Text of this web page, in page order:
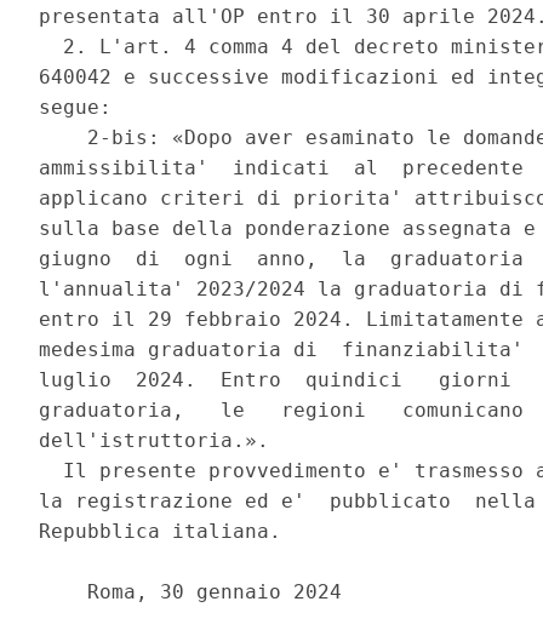
presentata all'OP entro il 30 aprile
2. L'art. 4 comma 4 del decreto
640042 e successive modificazioni ed
segue:
2-bis: «Dopo aver esaminato le
ammissibilita'  indicati  al  precedente
applicano criteri di priorita'
sulla base della ponderazione
giugno  di  ogni  anno,  la
l'annualita' 2023/2024 la graduatoria
entro il 29 febbraio 2024. Limitatamente
medesima graduatoria di
luglio  2024.  Entro  quindici   giorni
graduatoria,   le   regioni
dell'istruttoria.».
Il presente provvedimento e' trasmesso
la registrazione ed e'  pubblicato
Repubblica italiana.
    Roma, 30 gennaio 2024